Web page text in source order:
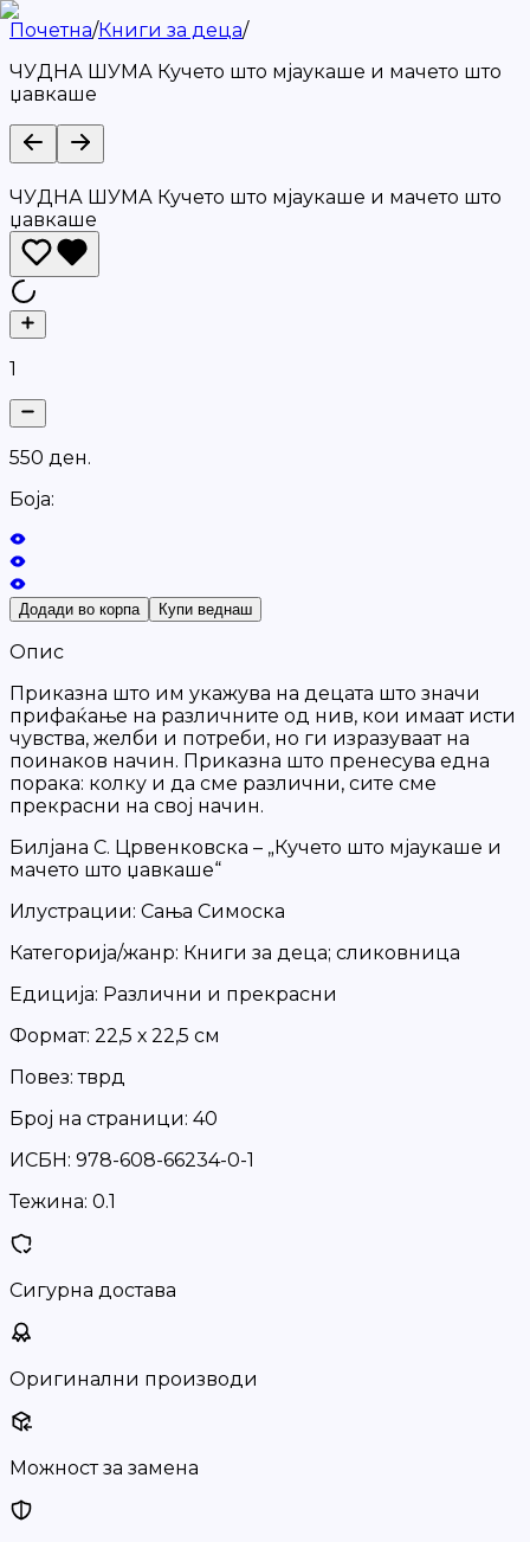
Почетна/Книги за деца/
ЧУДНА ШУМА Кучето што мјаукаше и мачето што
џавкаше
ЧУДНА ШУМА Кучето што мјаукаше и мачето што
џавкаше
1
550 ден.
Боја:
Додади во корпа Купи веднаш
Опис
Приказна што им укажува на децата што значи
прифаќање на различните од нив, кои имаат исти
чувства, желби и потреби, но ги изразуваат на
поинаков начин. Приказна што пренесува една
порака: колку и да сме различни, сите сме
прекрасни на свој начин.
Билјана С. Црвенковска – „Кучето што мјаукаше и
мачето што џавкаше“
Илустрации: Сања Симоска
Категорија/жанр: Книги за деца; сликовница
Едиција: Различни и прекрасни
Формат: 22,5 х 22,5 см
Повез: тврд
Број на страници: 40
ИСБН: 978-608-66234-0-1
Тежина: 0.1
Сигурна достава
Оригинални производи
Можност за замена